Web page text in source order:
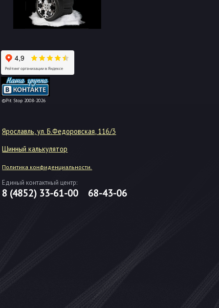
©Pit Stop 2008-2026
-->
Ярославль, ул. Б.Федоровская, 116/3
Шинный калькулятор
Политика конфиденциальности.
Единый контактный центр:
8 (4852) 33-61-00 68-43-06